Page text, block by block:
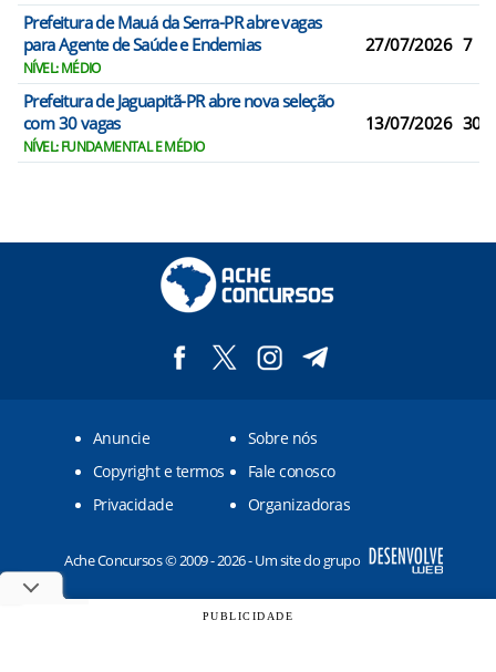
Prefeitura de Mauá da Serra-PR abre vagas
para Agente de Saúde e Endemias
NÍVEL: MÉDIO
27/07/2026 7
Prefeitura de Jaguapitã-PR abre nova seleção
com 30 vagas
NÍVEL: FUNDAMENTAL E MÉDIO
13/07/2026 30
Anuncie
Sobre nós
Copyright e termos
Fale conosco
Privacidade
Organizadoras
Ache Concursos © 2009 - 2026 - Um site do grupo
PUBLICIDADE